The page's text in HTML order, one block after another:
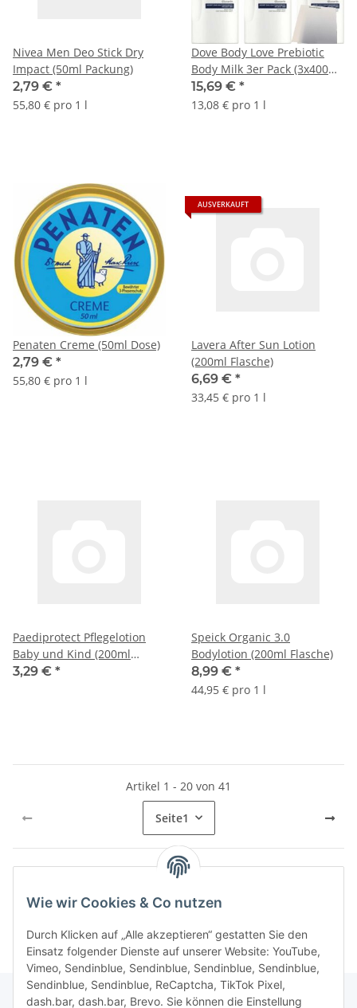
Nivea Men Deo Stick Dry
Impact (50ml Packung)
2,79 € *
55,80 € pro 1 l
Dove Body Love Prebiotic
Body Milk 3er Pack (3x400ml
Flasche) + usy Block
15,69 € *
13,08 € pro 1 l
Penaten Creme (50ml Dose)
2,79 € *
55,80 € pro 1 l
AUSVERKAUFT
Lavera After Sun Lotion
(200ml Flasche)
6,69 € *
33,45 € pro 1 l
Paediprotect Pflegelotion
Baby und Kind (200ml
Flasche)
3,29 € *
Speick Organic 3.0
Bodylotion (200ml Flasche)
8,99 € *
44,95 € pro 1 l
Artikel 1 - 20 von 41
Seite1
Kategorien
Wie wir Cookies & Co nutzen
Durch Klicken auf „Alle akzeptieren“ gestatten Sie den
Einsatz folgender Dienste auf unserer Website: YouTube,
Vimeo, Sendinblue, Sendinblue, Sendinblue, Sendinblue,
Sendinblue, Sendinblue, ReCaptcha, TikTok Pixel,
dash.bar, dash.bar, Brevo. Sie können die Einstellung